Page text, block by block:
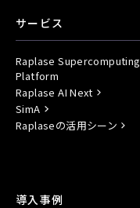
サービス
Raplase Supercomputing
Platform
Raplase AI Next
SimA
Raplaseの活用シーン
導入事例